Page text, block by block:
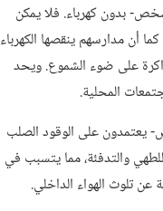
خمس سكان العالم -1.2 مليار شخص- بدون كهرباء. فلا يمكن
أن مدارسهم ينقصها الكهرباء
على ضوء الشموع. ويحد
المحلية.
– أو 2.8 مليار شخص- يعتمدون على الوقود الصلب
والتدفئة، مما يتسبب في